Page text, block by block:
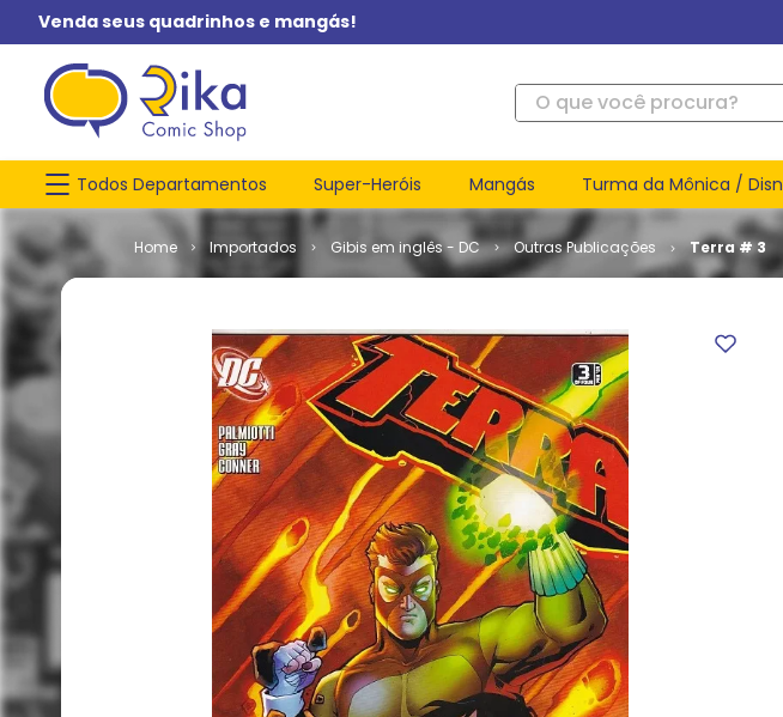
Venda seus quadrinhos e mangás!
O que você procura?
Todos Departamentos Super-Heróis Mangás Turma da Mônica /
Importados Gibis em inglês - DC Outras Publicações Terra # 3